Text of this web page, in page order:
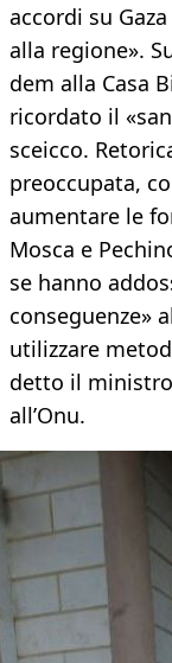
accordi su
alla regione».
dem alla Casa
ricordato il
sceicco.
preoccupata,
aumentare le
Mosca e
se hanno
conseguenze»
utilizzare
detto il
all’Onu.